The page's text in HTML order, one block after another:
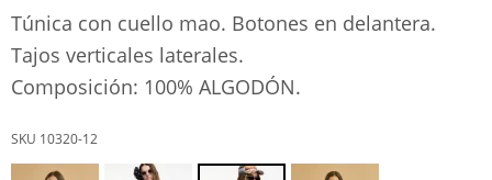
Túnica con cuello mao. Botones en delantera.
Tajos verticales laterales.
Composición: 100% ALGODÓN.
10320-12